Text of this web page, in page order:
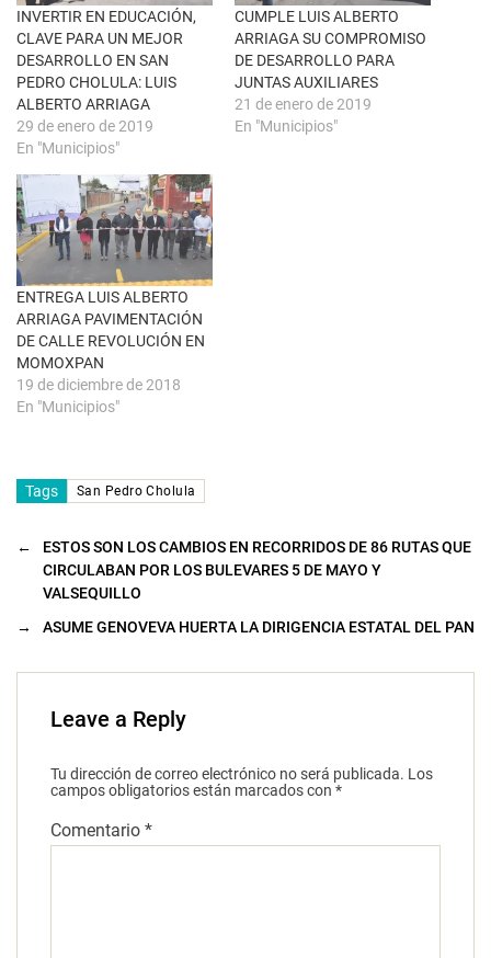
n
t
a
n
a
n
u
v
a
)
k
(
S
e
a
b
r
e
n
u
n
a
v
e
n
a
n
a
n
u
e
v
INVERTIR EN EDUCACIÓN,
CLAVE PARA UN MEJOR
DESARROLLO EN SAN
PEDRO CHOLULA: LUIS
ALBERTO ARRIAGA
29 de enero de 2019
En "Municipios"
CUMPLE LUIS ALBERTO
ARRIAGA SU COMPROMISO
DE DESARROLLO PARA
JUNTAS AUXILIARES
21 de enero de 2019
En "Municipios"
ENTREGA LUIS ALBERTO
ARRIAGA PAVIMENTACIÓN
DE CALLE REVOLUCIÓN EN
MOMOXPAN
19 de diciembre de 2018
En "Municipios"
Tags San Pedro Cholula
←
ESTOS SON LOS CAMBIOS EN RECORRIDOS DE 86 RUTAS QUE
CIRCULABAN POR LOS BULEVARES 5 DE MAYO Y
VALSEQUILLO
→
ASUME GENOVEVA HUERTA LA DIRIGENCIA ESTATAL DEL PAN
Leave a Reply
Tu dirección de correo electrónico no será publicada. Los
campos obligatorios están marcados con *
Comentario *